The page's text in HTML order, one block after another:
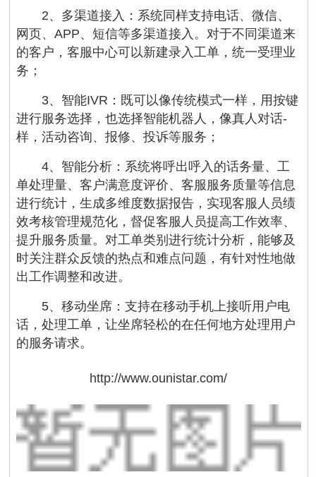
2、多渠道接入：系统同样支持电话、微信、
网页、APP、短信等多渠道接入。对于不同渠道来
的客户，客服中心可以新建录入工单，统一受理业
务；
3、智能IVR：既可以像传统模式一样，用按键
进行服务选择，也选择智能机器人，像真人对话-
样，活动咨询、报修、投诉等服务；
4、智能分析：系统将呼出呼入的话务量、工
单处理量、客户满意度评价、客服服务质量等信息
进行统计，生成多维度数据报告，实现客服人员绩
效考核管理规范化，督促客服人员提高工作效率、
提升服务质量。对工单类别进行统计分析，能够及
时关注群众反馈的热点和难点问题，有针对性地做
出工作调整和改进。
5、移动坐席：支持在移动手机上接听用户电
话，处理工单，让坐席轻松的在任何地方处理用户
的服务请求。
http://www.ounistar.com/